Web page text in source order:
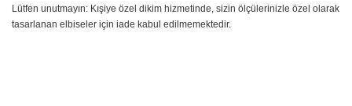
Lütfen unutmayın: Kışiye özel dikim hizmetinde, sizin ölçülerinizle özel olarak
tasarlanan elbiseler için iade kabul edilmemektedir.